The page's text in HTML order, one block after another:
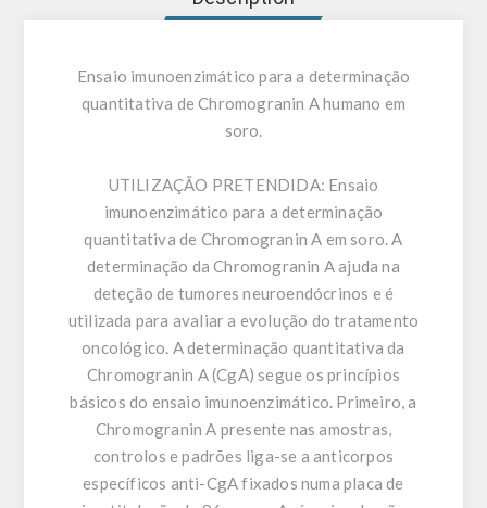
Ensaio imunoenzimático para a determinação
quantitativa de Chromogranin A humano em
soro.
UTILIZAÇÃO PRETENDIDA: Ensaio
imunoenzimático para a determinação
quantitativa de Chromogranin A em soro. A
determinação da Chromogranin A ajuda na
deteção de tumores neuroendócrinos e é
utilizada para avaliar a evolução do tratamento
oncológico. A determinação quantitativa da
Chromogranin A (CgA) segue os princípios
básicos do ensaio imunoenzimático. Primeiro, a
Chromogranin A presente nas amostras,
controlos e padrões liga-se a anticorpos
específicos anti-CgA fixados numa placa de